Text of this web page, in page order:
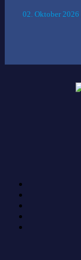
02. Oktober